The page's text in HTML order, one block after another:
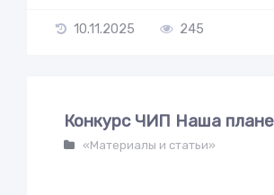
10.11.2025 245
Конкурс ЧИП Наша
«Материалы и статьи»